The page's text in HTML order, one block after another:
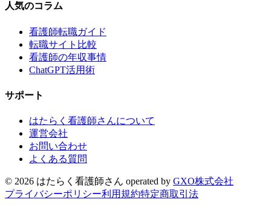
人気のコラム
看護師転職ガイド
転職サイト比較
看護師の年収事情
ChatGPT活用術
サポート
はたらく看護師さんについて
運営会社
お問い合わせ
よくある質問
© 2026 はたらく看護師さん operated by GXO株式会社
プライバシーポリシー利用規約特定商取引法